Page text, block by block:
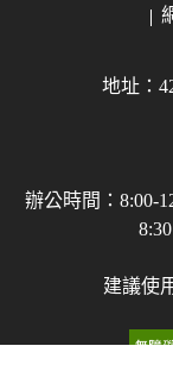
地址：
辦公時間：8:00-
建議使